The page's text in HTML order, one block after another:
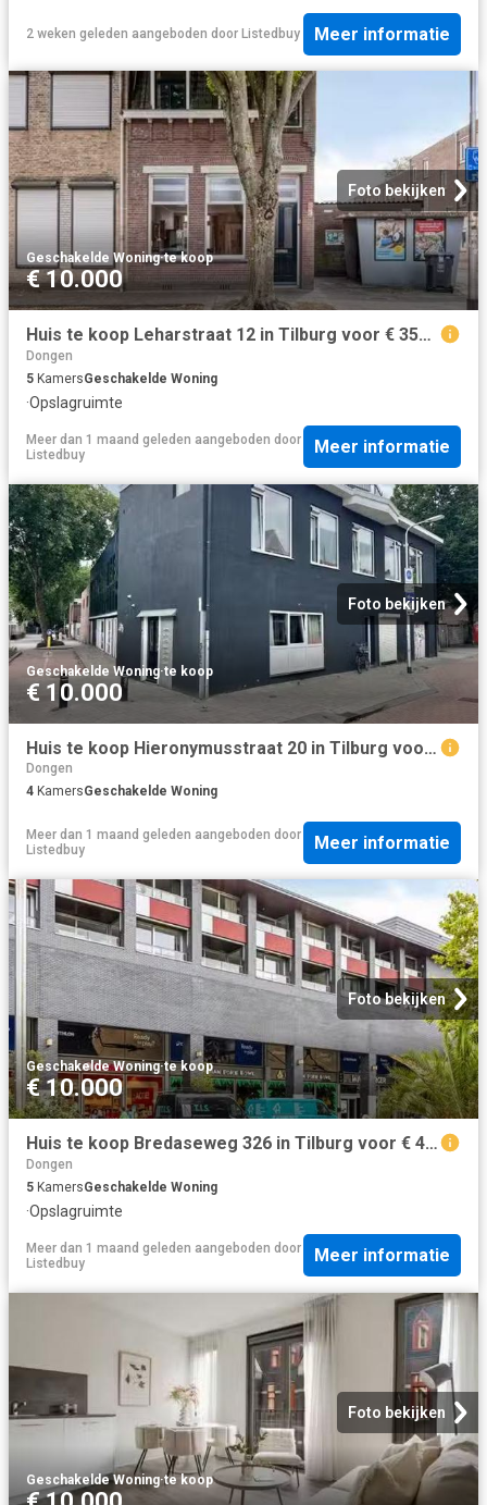
2 weken geleden aangeboden door Listedbuy Meer informatie
Foto bekijken
Geschakelde Woning·te koop
€ 10.000
Huis te koop Leharstraat 12 in Tilburg voor € 350.000
Dongen
5 KamersGeschakelde Woning
·Opslagruimte
Meer dan 1 maand geleden aangeboden door
Listedbuy
Meer informatie
Foto bekijken
Geschakelde Woning·te koop
€ 10.000
Huis te koop Hieronymusstraat 20 in Tilburg voor € 225.000
Dongen
4 KamersGeschakelde Woning
Meer dan 1 maand geleden aangeboden door
Listedbuy
Meer informatie
Foto bekijken
Geschakelde Woning·te koop
€ 10.000
Huis te koop Bredaseweg 326 in Tilburg voor € 450.000
Dongen
5 KamersGeschakelde Woning
·Opslagruimte
Meer dan 1 maand geleden aangeboden door
Listedbuy
Meer informatie
Foto bekijken
Geschakelde Woning·te koop